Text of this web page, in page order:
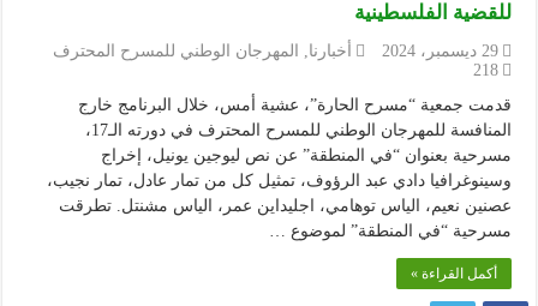
للقضية الفلسطينية
29 ديسمبر، 2024 أخبارنا,
المهرجان الوطني للمسرح المحترف
218
قدمت جمعية “مسرح الحارة”، عشية أمس، خلال البرنامج خارج
المنافسة للمهرجان الوطني للمسرح المحترف في دورته الـ17،
مسرحية بعنوان “في المنطقة” عن نص ليوجين يونيل، إخراج
وسينوغرافيا دادي عبد الرؤوف، تمثيل كل من تمار عادل، تمار نجيب،
عصنين نعيم، الياس توهامي، اجليداين عمر، الياس مشنتل. تطرقت
مسرحية “في المنطقة” لموضوع …
أكمل القراءة »